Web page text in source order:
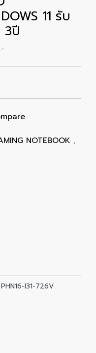
11 รับ
3ปี
NOTEBOOK ,
I31-726V